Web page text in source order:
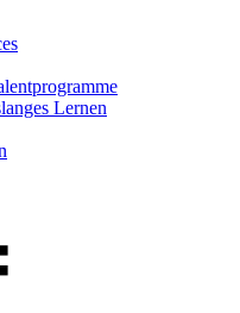
Lernen